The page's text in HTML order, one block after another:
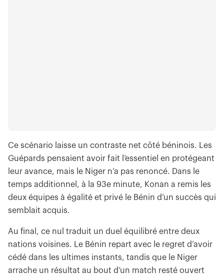
Ce scénario laisse un contraste net côté béninois. Les
Guépards pensaient avoir fait l’essentiel en protégeant
leur avance, mais le Niger n’a pas renoncé. Dans le
temps additionnel, à la 93e minute, Konan a remis les
deux équipes à égalité et privé le Bénin d’un succès qui
semblait acquis.
Au final, ce nul traduit un duel équilibré entre deux
nations voisines. Le Bénin repart avec le regret d’avoir
cédé dans les ultimes instants, tandis que le Niger
arrache un résultat au bout d’un match resté ouvert